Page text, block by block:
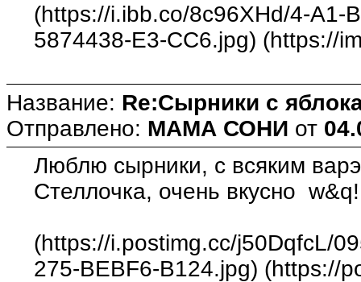
(https://i.ibb.co/8c96XHd/4-A1-
5874438-E3-CC6.jpg) (https://
Название: Re:Сырники с
Отправлено: МАМА СОНИ от
Люблю сырники, с всяким
Стеллочка, очень вкусно w&q!
(https://i.postimg.cc/j50DqfcL/
275-BEBF6-B124.jpg) (https://